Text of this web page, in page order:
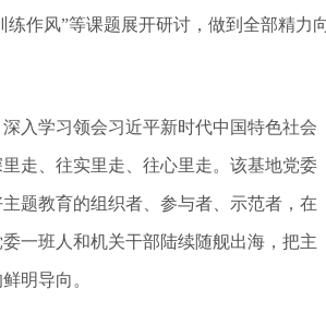
作风”等课题展开研讨，做到全部精力
入学习领会习近平新时代中国特色社会
走、往实里走、往心里走。该基地党委
题教育的组织者、参与者、示范者，在
一班人和机关干部陆续随舰出海，把主
明导向。